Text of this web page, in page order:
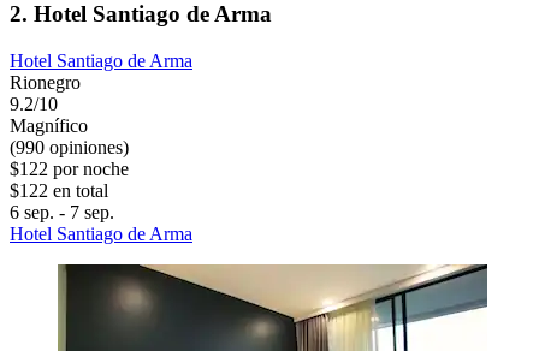
2. Hotel Santiago de Arma
Hotel Santiago de Arma
Rionegro
9.2/10
Magnífico
(990 opiniones)
$122 por noche
$122 en total
6 sep. - 7 sep.
Hotel Santiago de Arma